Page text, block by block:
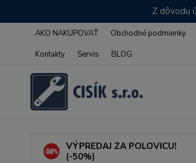
Z dôvodu
AKO NAKUPOVAŤ Obchodné podmienky
Kontakty
Servis BLOG
VÝPREDAJ ZA POLOVICU!
(-50%)